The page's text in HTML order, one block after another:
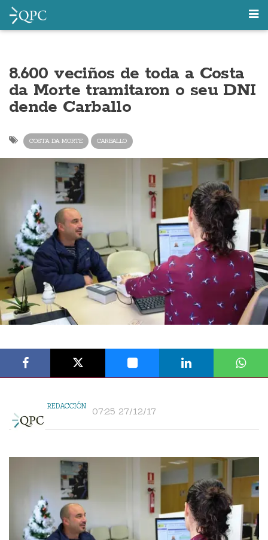
8.600 veciños de toda a Costa
da Morte tramitaron o seu DNI
dende Carballo
COSTA DA MORTE CARBALLO
REDACCIÓN 07:25 27/12/17